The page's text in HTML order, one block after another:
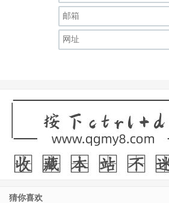
《器子》演员阵容强大，除了先前公
陈妤、林映唯、林鹤轩（大鹤）也都
犯罪动作电影映片除了惊悚之外，还
猜你喜欢